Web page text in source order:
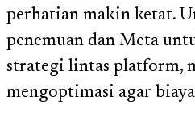
perhatian makin ketat.
penemuan dan Meta
strategi lintas platform,
mengoptimasi agar